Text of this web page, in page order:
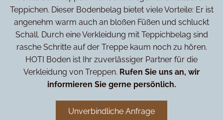
Teppichen. Dieser Bodenbelag bietet viele Vorteile: Er ist
angenehm warm auch an bloßen Füßen und schluckt
Schall. Durch eine Verkleidung mit Teppichbelag sind
rasche Schritte auf der Treppe kaum noch zu hören.
HOTI Boden ist Ihr zuverlässiger Partner für die
Verkleidung von Treppen. Rufen Sie uns an, wir
informieren Sie gerne persönlich.
Unverbindliche Anfrage